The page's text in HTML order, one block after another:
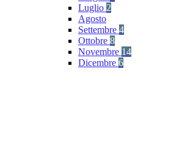
Luglio 2
Agosto
Settembre 4
Ottobre 8
Novembre 14
Dicembre 6